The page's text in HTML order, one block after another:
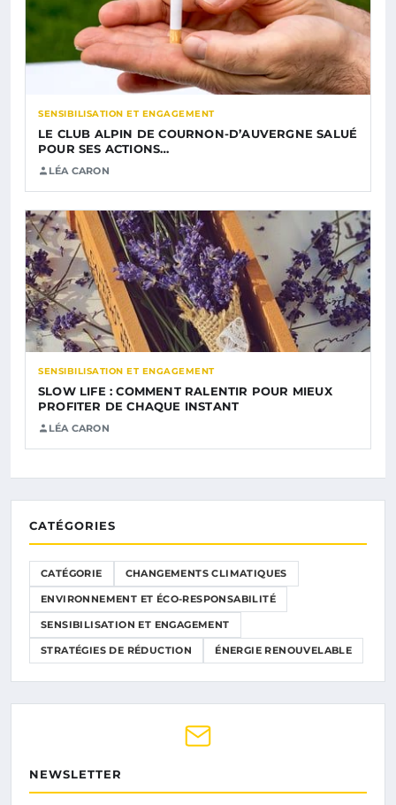
SENSIBILISATION ET ENGAGEMENT
LE CLUB ALPIN DE COURNON-D’AUVERGNE SALUÉ
POUR SES ACTIONS…
LÉA CARON
SENSIBILISATION ET ENGAGEMENT
SLOW LIFE : COMMENT RALENTIR POUR MIEUX
PROFITER DE CHAQUE INSTANT
LÉA CARON
CATÉGORIES
CATÉGORIE CHANGEMENTS CLIMATIQUES
ENVIRONNEMENT ET ÉCO-RESPONSABILITÉ
SENSIBILISATION ET ENGAGEMENT
STRATÉGIES DE RÉDUCTION ÉNERGIE RENOUVELABLE
NEWSLETTER